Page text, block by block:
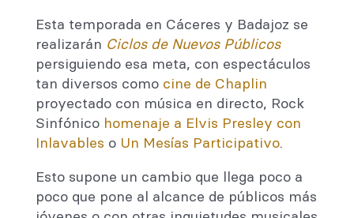
Esta temporada en Cáceres y Badajoz se
realizarán Ciclos de Nuevos Públicos
persiguiendo esa meta, con espectáculos
tan diversos como cine de Chaplin
proyectado con música en directo, Rock
Sinfónico homenaje a Elvis Presley con
Inlavables o Un Mesías Participativo.
Esto supone un cambio que llega poco a
poco que pone al alcance de públicos más